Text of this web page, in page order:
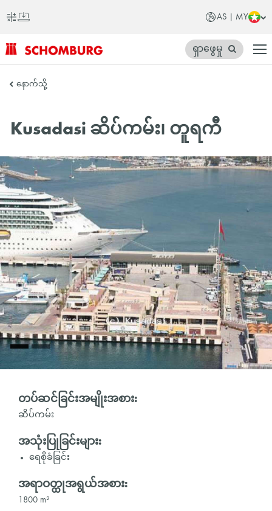
AS | MY
SCHOMBURG
ရှ
တိုက်
ရှာဖွေမှု
နောက်သို့
Kusadasi ဆိပ်ကမ်း၊ တူရကီ
တပ်ဆင်ခြင်းအမျိုးအစား:
ဆိပ်ကမ်း
အသုံးပြုခြင်းများ:
ရေစိုခံခြင်း
အရာဝတ္ထုအရွယ်အစား:
1800 m²